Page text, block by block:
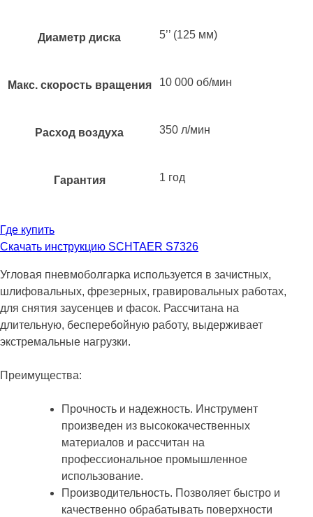
Диаметр диска 5’’ (125 мм)
Макс. скорость вращения 10 000 об/мин
Расход воздуха 350 л/мин
Гарантия 1 год
Где купить
Скачать инструкцию SCHTAER S7326
Угловая пневмоболгарка используется в зачистных,
шлифовальных, фрезерных, гравировальных работах,
для снятия заусенцев и фасок. Рассчитана на
длительную, бесперебойную работу, выдерживает
экстремальные нагрузки.
Преимущества:
Прочность и надежность. Инструмент
произведен из высококачественных
материалов и рассчитан на
профессиональное промышленное
использование.
Производительность. Позволяет быстро и
качественно обрабатывать поверхности